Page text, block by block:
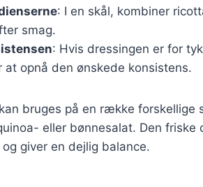
: I en skål, kombiner
smag.
: Hvis dressingen er for
at opnå den ønskede konsistens.
bruges på en række forskellige
eller bønnesalat. Den
giver en dejlig balance.